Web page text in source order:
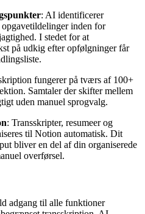
: AI identificerer
inden for
I stedet for at
på udkig efter opfølgninger får
fungerer på tværs af 100+
Samtaler der skifter mellem
uden manuel sprogvalg.
: Transskripter, resumeer og
til Notion automatisk. Dit
bliver en del af din organiserede
overførsel.
adgang til alle funktioner